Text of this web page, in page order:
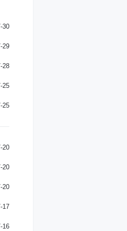
30
29
28
25
25
20
20
20
17
16